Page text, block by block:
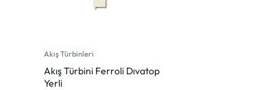
Akış Türbinleri
Akış Türbini Ferroli Dıvatop
Yerli